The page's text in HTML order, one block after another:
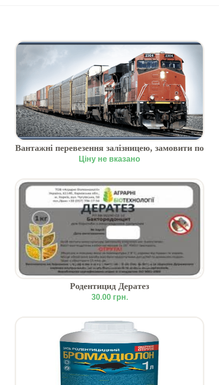
Вантажні перевезення залізницею, замовити по
Україні
Ціну не вказано
Родентицид Дератез
30.00 грн.